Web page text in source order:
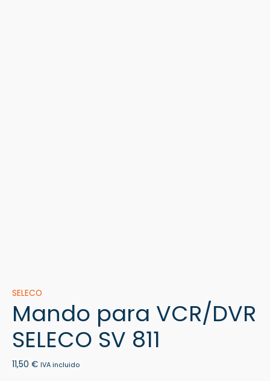
SELECO
Mando para VCR/DVR
SELECO SV 811
11,50 € IVA incluido